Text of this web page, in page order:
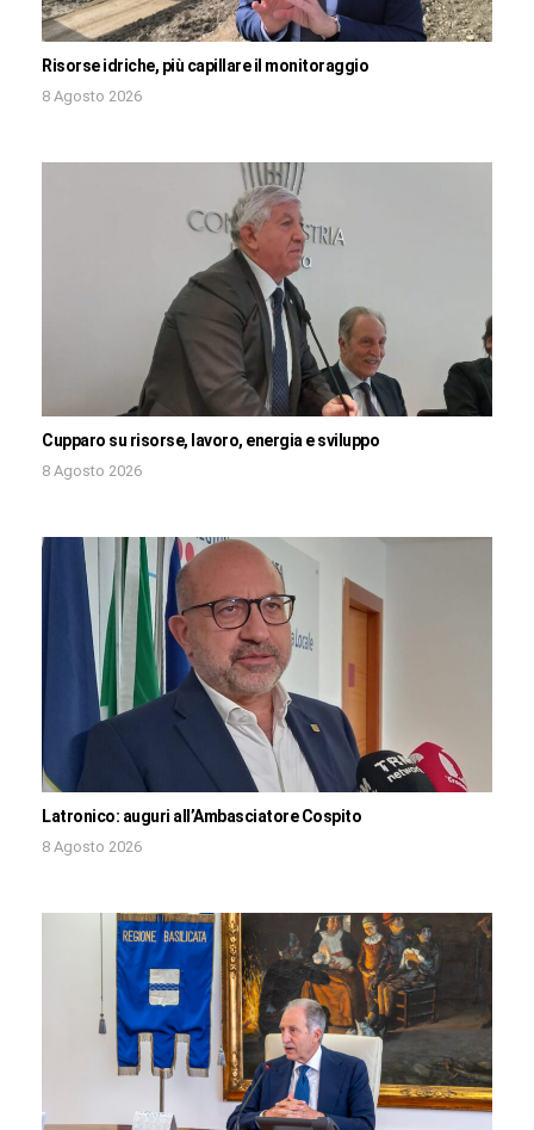
Risorse idriche, più capillare il monitoraggio
8 Agosto 2026
Cupparo su risorse, lavoro, energia e sviluppo
8 Agosto 2026
Latronico: auguri all’Ambasciatore Cospito
8 Agosto 2026